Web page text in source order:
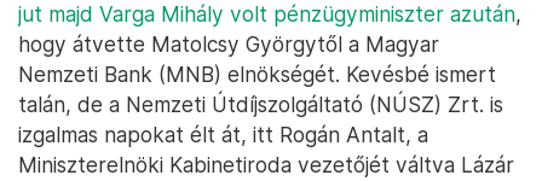
jut majd Varga Mihály volt pénzügyminiszter azután,
hogy átvette Matolcsy Györgytől a Magyar
Nemzeti Bank (MNB) elnökségét. Kevésbé ismert
talán, de a Nemzeti Útdíjszolgáltató (NÚSZ) Zrt. is
izgalmas napokat élt át, itt Rogán Antalt, a
Miniszterelnöki Kabinetiroda vezetőjét váltva Lázár